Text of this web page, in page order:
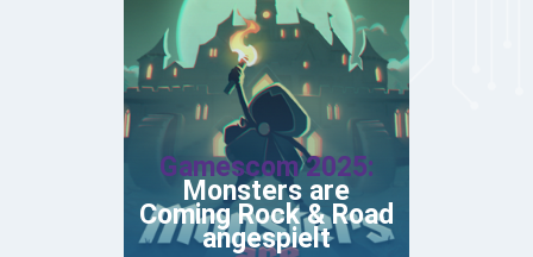
Gamescom 2025:
Monsters are
Coming Rock & Road
angespielt